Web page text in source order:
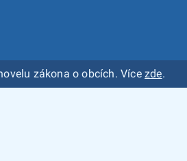
zákona o obcích. Vícezde.